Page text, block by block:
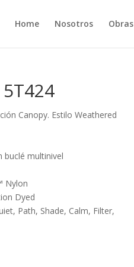
Home Nosotros Obras
Canopy. Estilo Weathered
buclé multinivel
Nylon
Dyed
Path, Shade, Calm, Filter,